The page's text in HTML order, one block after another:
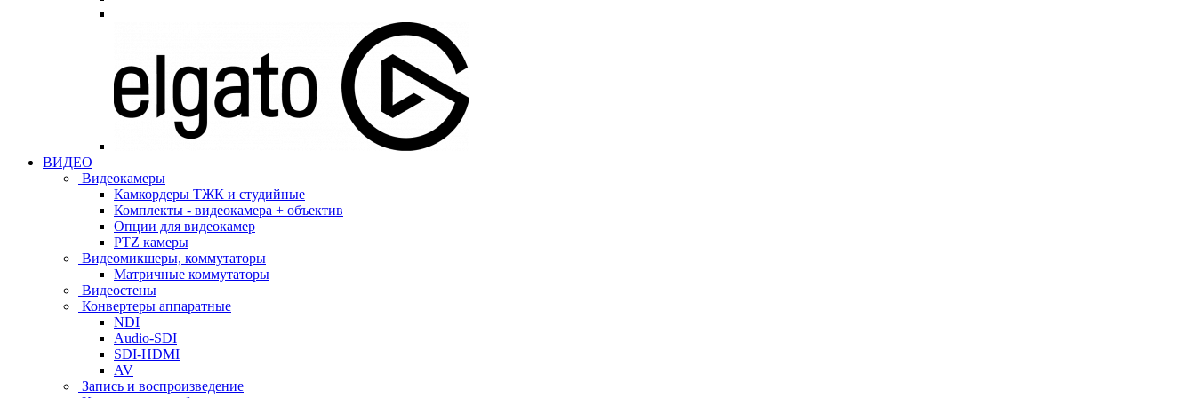
ВИДЕО
Видеокамеры
Камкордеры ТЖК и студийные
Комплекты - видеокамера + объектив
Опции для видеокамер
PTZ камеры
Видеомикшеры, коммутаторы
Матричные коммутаторы
Видеостены
Конвертеры аппаратные
NDI
Audio-SDI
SDI-HDMI
AV
Запись и воспроизведение